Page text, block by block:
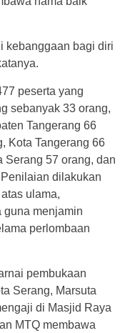
kebanggaan bagi diri
peserta yang
sebanyak 33 orang,
Tangerang 66
Kota Tangerang 66
Serang 57 orang, dan
dilakukan
ulama,
guna menjamin
perlombaan
pembukaan
Serang, Marsuta
di Masjid Raya
MTQ membawa